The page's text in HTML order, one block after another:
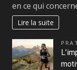
en ce qui
Lire la suite